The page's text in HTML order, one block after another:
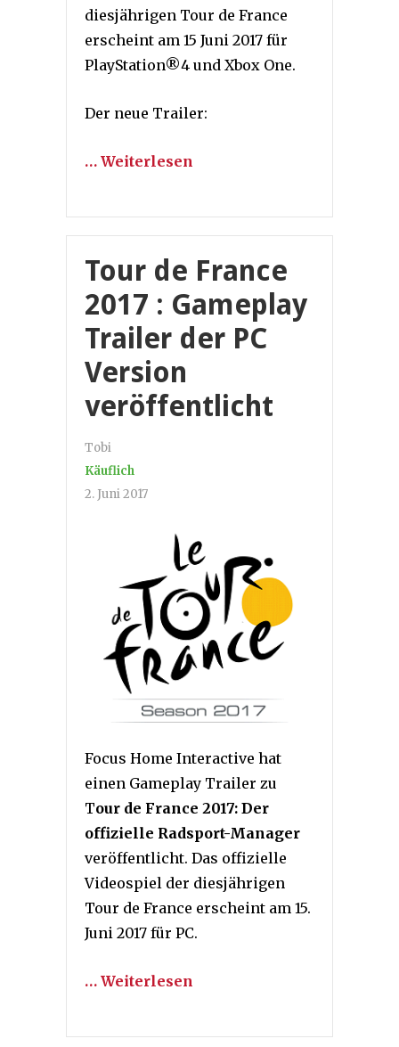
diesjährigen Tour de France
erscheint am 15 Juni 2017 für
PlayStation®4 und Xbox One.
Der neue Trailer:
… Weiterlesen
Tour de France
2017 : Gameplay
Trailer der PC
Version
veröffentlicht
Tobi
Käuflich
2. Juni 2017
Focus Home Interactive hat
einen Gameplay Trailer zu
Tour de France 2017: Der
offizielle Radsport-Manager
veröffentlicht. Das offizielle
Videospiel der diesjährigen
Tour de France erscheint am 15.
Juni 2017 für PC.
… Weiterlesen